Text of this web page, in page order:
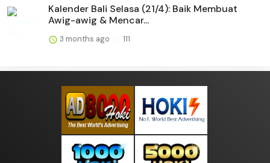
Kalender Bali Selasa (21/4): Baik Membuat
Awig-awig & Mencar...
3 months ago 111